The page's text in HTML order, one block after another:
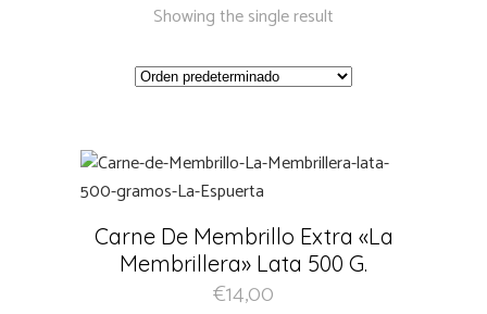
Showing the single result
Carne De Membrillo Extra «La
Membrillera» Lata 500 G.
€14,00